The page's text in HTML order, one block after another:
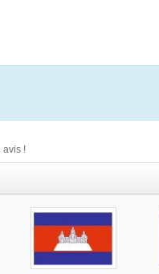
avis !